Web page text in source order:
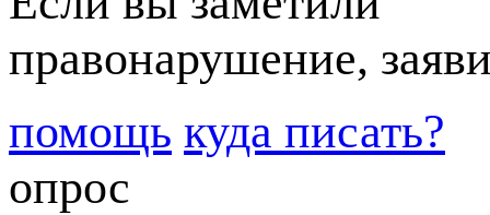
правонарушение,
помощь куда писать?
опрос